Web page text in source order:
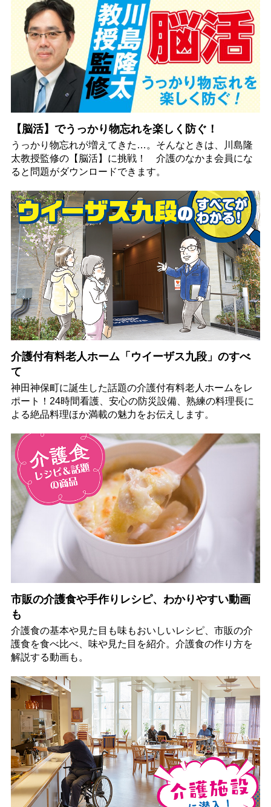
【脳活】でうっかり物忘れを楽しく防ぐ！
うっかり物忘れが増えてきた…。そんなときは、川島隆
太教授監修の【脳活】に挑戦！ 介護のなかま会員にな
ると問題がダウンロードできます。
介護付有料老人ホーム「ウイーザス九段」のすべ
て
神田神保町に誕生した話題の介護付有料老人ホームをレ
ポート！24時間看護、安心の防災設備、熟練の料理長に
よる絶品料理ほか満載の魅力をお伝えします。
市販の介護食や手作りレシピ、わかりやすい動画
も
介護食の基本や見た目も味もおいしいレシピ、市販の介
護食を食べ比べ、味や見た目を紹介。介護食の作り方を
解説する動画も。